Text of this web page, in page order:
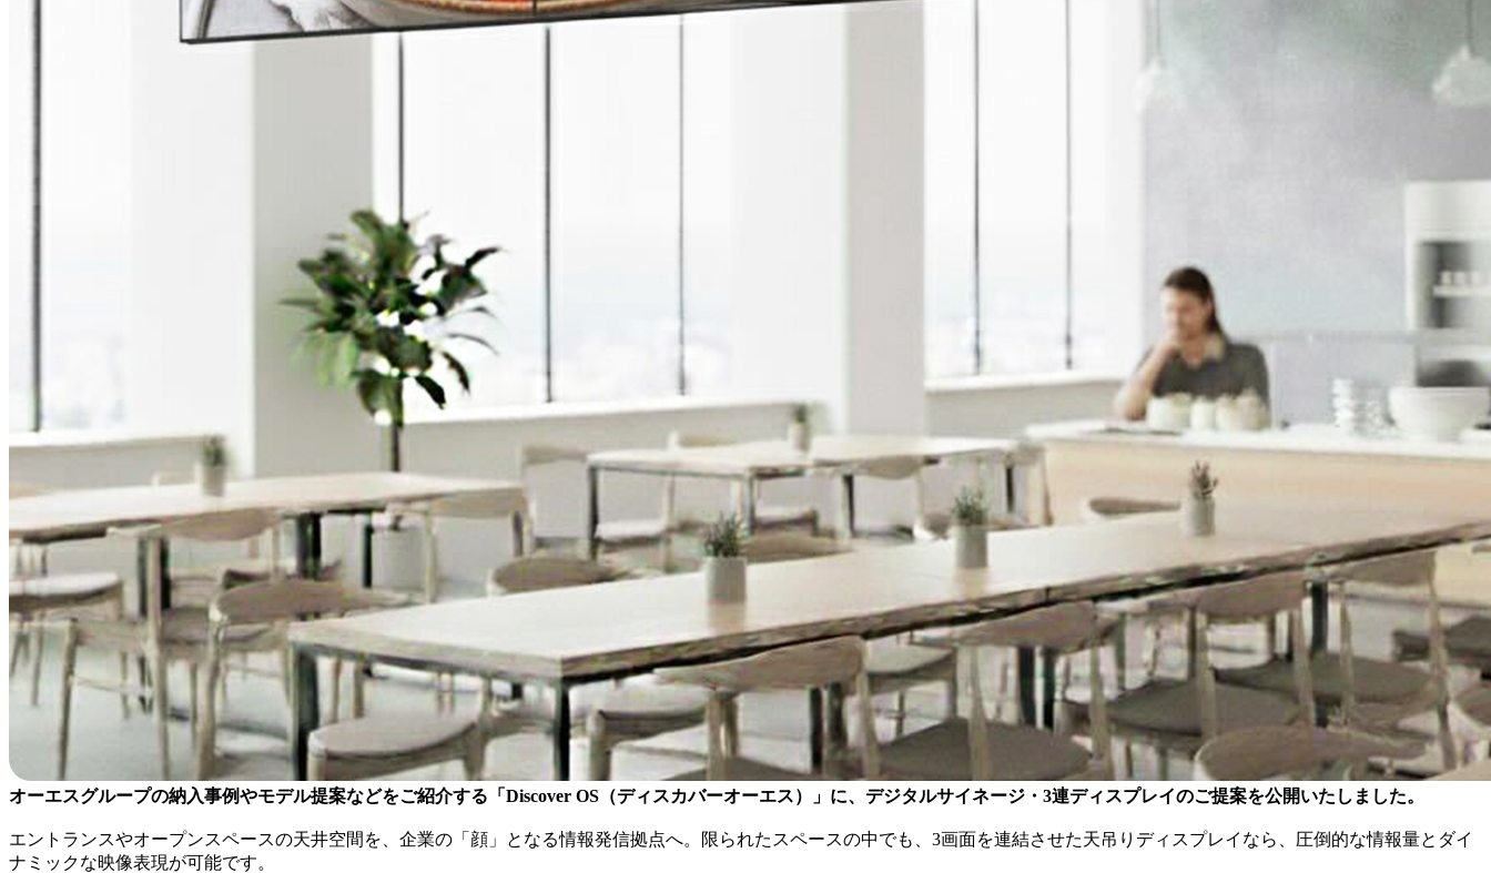
オーエスグループの納入事例やモデル提案などをご紹介する「Discover OS（ディスカバーオーエス）」に、デジタルサイネージ・3連ディスプレイのご提案を公開いたしました。
エントランスやオープンスペースの天井空間を、企業の「顔」となる情報発信拠点へ。限られたスペースの中でも、3画面を連結させた天吊りディスプレイなら、圧倒的な情報量とダイ
ナミックな映像表現が可能です。